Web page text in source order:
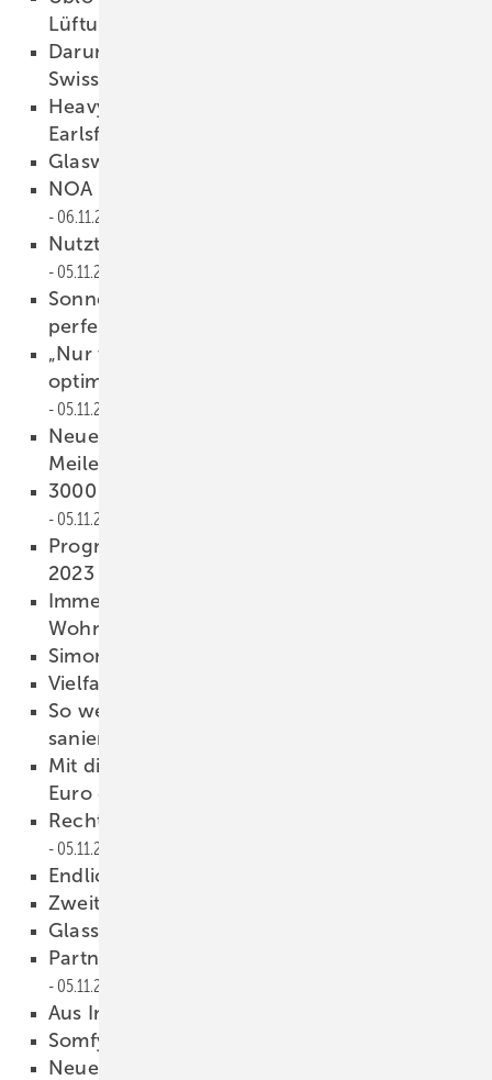
Lüftungslösung
Darum setzt Ublo auf die Warme Kante von
Swisspacer
Heavydrive: Gewellte Glaselemente für die
Earlsfort Terrace montiert
Glaswelt 10/2022 als PDF
NOA Outdoor Living: wie eine Arche
06.11.2022
Nutzt unsere Branche Smart Home richtig?
05.11.2022
Sonnenschutz und Energiegewinnung im
perfekten Einklang
„Nur wer die gesamte Prozesskette
optimiert, hat am Ende die Nase vorn“
05.11.2022
Neues Logistikzentrum „einer der größten
Meilensteine“
3000 Förderprogramme auf e inen Blick
05.11.2022
Prognose: Leichte Rückgänge für 2022 und
2023
Immer mehr Stornierungen im
Wohnungs bau
Simonswerk ist bester Lieferant
Vielfalt und Diversity
So werden alte Holzfenst er von Experten
saniert
Mit dieser Radtour wurde eine Viertelmillion
Euro eingesammelt
Rechtzeiti g die PU-Zertifizierung erhalten
05.11.2022
Endlich wieder Azubis
Zweite Floatlinie geschlossen
Glass Diamond Award 2022
Partnerschaft bei Solar-Fassaden
05.11.2022
Aus Intermac wird Biesse glass
Somfy stärkt Partnernetzwerk
Neue Vertriebsleitung bei Alukon